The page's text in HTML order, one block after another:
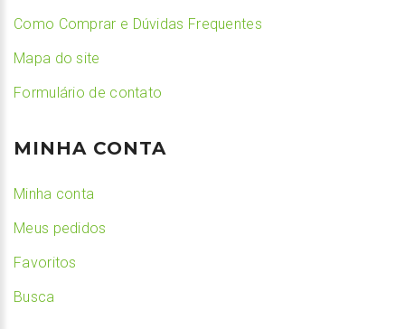
Como Comprar e Dúvidas Frequentes
Mapa do site
Formulário de contato
MINHA CONTA
Minha conta
Meus pedidos
Favoritos
Busca